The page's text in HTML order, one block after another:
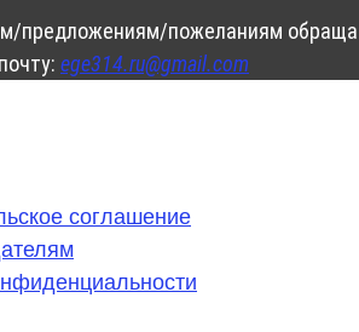
предложениям/пожеланиям
ege314.ru@gmail.com
соглашение